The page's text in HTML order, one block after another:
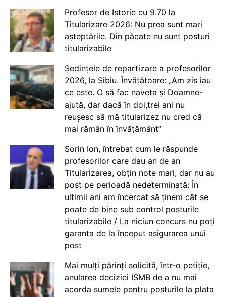
Profesor de Istorie cu 9.70 la
Titularizare 2026: Nu prea sunt mari
așteptările. Din păcate nu sunt posturi
titularizabile
Ședințele de repartizare a profesorilor
2026, la Sibiu. Învățătoare: „Am zis iau
ce este. O să fac naveta și Doamne-
ajută, dar dacă în doi,trei ani nu
reușesc să mă titularizez nu cred că
mai rămân în învățământ”
Sorin Ion, întrebat cum le răspunde
profesorilor care dau an de an
Titularizarea, obțin note mari, dar nu au
post pe perioadă nedeterminată: În
ultimii ani am încercat să ținem cât se
poate de bine sub control posturile
titularizabile / La niciun concurs nu poți
garanta de la început asigurarea unui
post
Mai mulți părinți solicită, într-o petiție,
anularea deciziei ISMB de a nu mai
acorda sumele pentru posturile la plata